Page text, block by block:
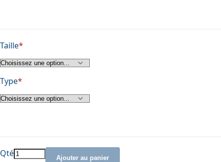
Taille
Type
Qté Ajouter au panier